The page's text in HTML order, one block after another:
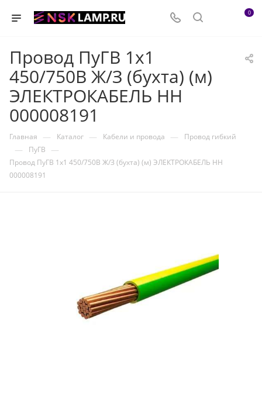
0
Провод ПуГВ 1х1
450/750В Ж/З (бухта) (м)
ЭЛЕКТРОКАБЕЛЬ НН
000008191
Главная — Каталог — Кабели и провода — Провод гибкий
— ПуГВ —
Провод ПуГВ 1х1 450/750В Ж/З (бухта) (м) ЭЛЕКТРОКАБЕЛЬ НН
000008191